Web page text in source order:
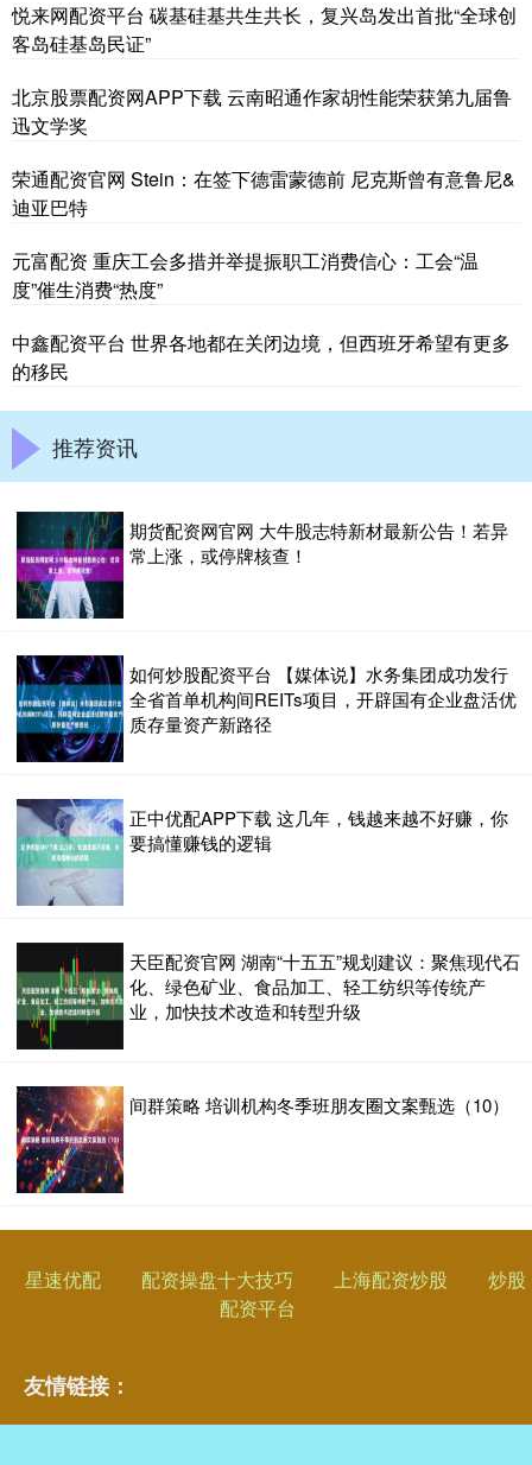
悦来网配资平台 碳基硅基共生共长，复兴岛发出首批“全球创
客岛硅基岛民证”
北京股票配资网APP下载 云南昭通作家胡性能荣获第九届鲁
迅文学奖
荣通配资官网 Stein：在签下德雷蒙德前 尼克斯曾有意鲁尼&
迪亚巴特
元富配资 重庆工会多措并举提振职工消费信心：工会“温
度”催生消费“热度”
中鑫配资平台 世界各地都在关闭边境，但西班牙希望有更多
的移民
推荐资讯
期货配资网官网 大牛股志特新材最新公告！若异
常上涨，或停牌核查！
如何炒股配资平台 【媒体说】水务集团成功发行
全省首单机构间REITs项目，开辟国有企业盘活优
质存量资产新路径
正中优配APP下载 这几年，钱越来越不好赚，你
要搞懂赚钱的逻辑
天臣配资官网 湖南“十五五”规划建议：聚焦现代石
化、绿色矿业、食品加工、轻工纺织等传统产
业，加快技术改造和转型升级
间群策略 培训机构冬季班朋友圈文案甄选（10）
星速优配 配资操盘十大技巧 上海配资炒股
炒股
配资平台
友情链接：